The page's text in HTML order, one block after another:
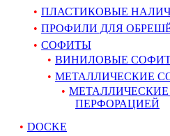
ПЛАСТИКОВЫЕ
ПРОФИЛИ ДЛЯ
СОФИТЫ
ВИНИЛОВЫЕ
МЕТАЛЛИЧЕСКИЕ
ПЕРФОРАЦИЕЙ
DOCKE